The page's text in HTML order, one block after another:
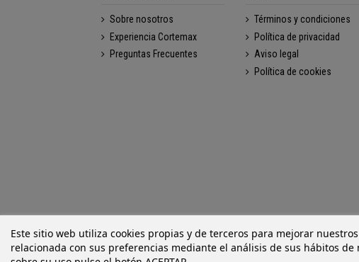
Sobre nosotros
Experiencia Cortemax
Preguntas Frecuentes
Términos y condiciones
Política de privacidad
Aviso legal
Política de cookies
Este sitio web utiliza cookies propias y de terceros para mejorar
relacionada con sus preferencias mediante el análisis de sus hábitos